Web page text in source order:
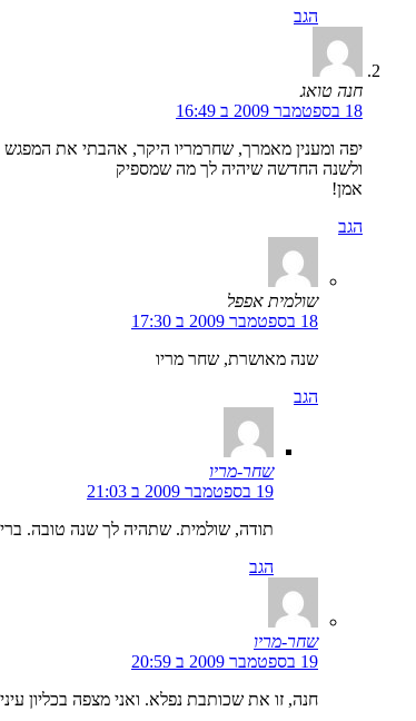
הגב
חנה טואג
18 בספטמבר 2009 ב 16:49
יפה ומענין מאמרך, שחרמריו היקר, אהבתי את המפגש
ולשנה החדשה שיהיה לך מה שמספיק
אמן!
הגב
שולמית אפפל
18 בספטמבר 2009 ב 17:30
שנה מאושרת, שחר מריו
הגב
שחר-מריו
19 בספטמבר 2009 ב 21:03
תודה, שולמית. שתהיה לך שנה טובה.
הגב
שחר-מריו
19 בספטמבר 2009 ב 20:59
חנה, זו את שכותבת נפלא. ואני מצפה בכליון